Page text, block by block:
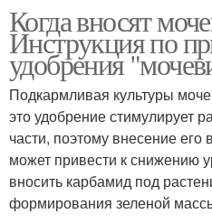
Когда вносят
Инструкция по
удобрения
Подкармливая культуры
это удобрение стимулирует
части, поэтому внесение его
может привести к снижению
вносить карбамид под
формирования зеленой